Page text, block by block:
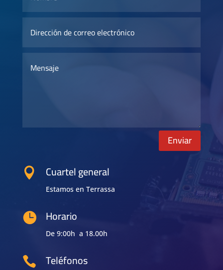
Enviar
 Cuartel general
Estamos en Terrassa
 Horario
De 9:00h a 18.00h
 Teléfonos